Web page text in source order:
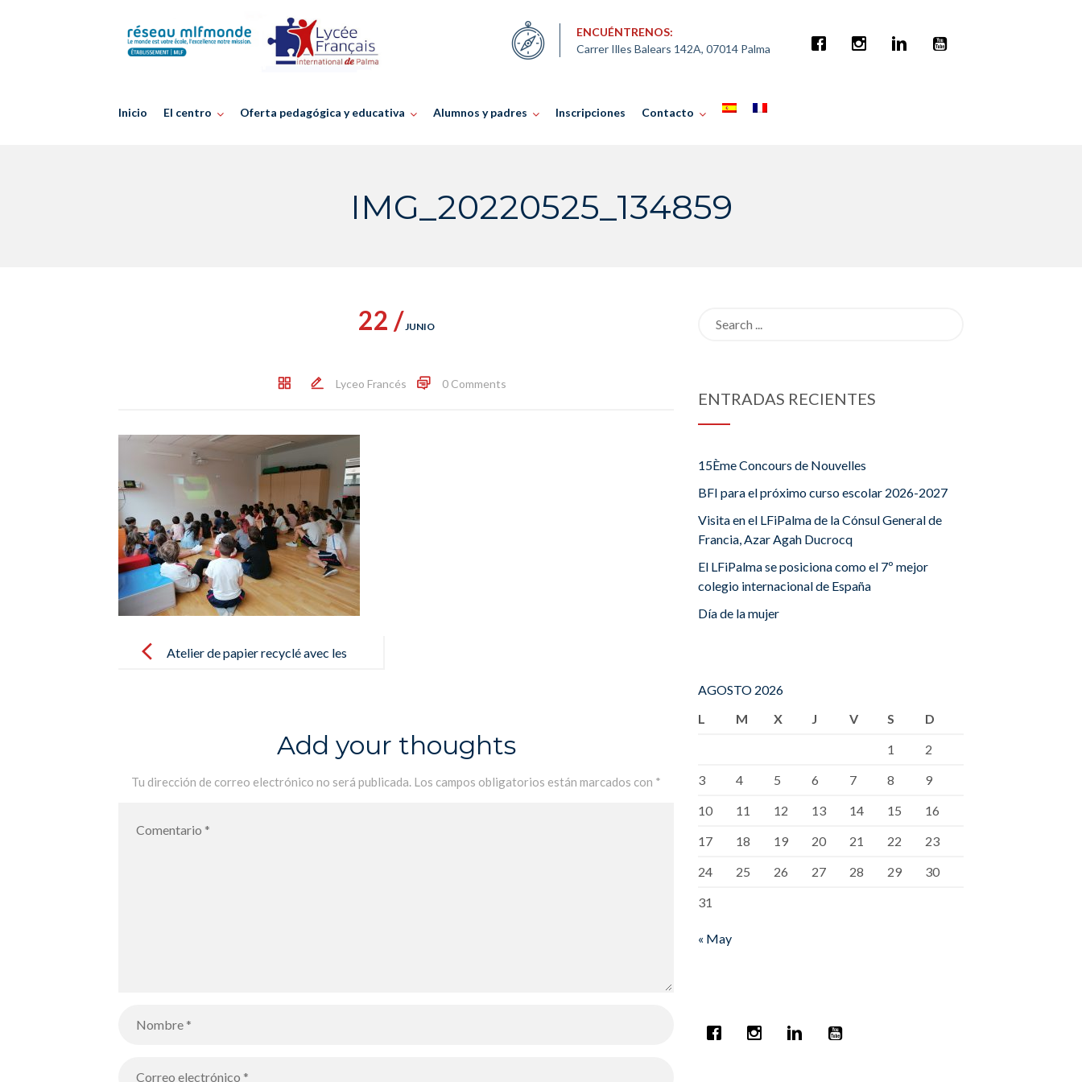
ENCUÉNTRENOS:
Carrer Illes Balears 142A, 07014 Palma
Inicio El centro Oferta pedagógica y educativa Alumnos y padres Inscripciones Contacto
IMG_20220525_134859
22 /JUNIO
Lyceo Francés 0 Comments
navigationAtelier de papier recyclé avec les
Add your thoughts
Tu dirección de correo electrónico no será publicada. Los campos obligatorios están marcados con *
ENTRADAS RECIENTES
15Ème Concours de Nouvelles
BFI para el próximo curso escolar 2026-2027
Visita en el LFiPalma de la Cónsul General de
Francia, Azar Agah Ducrocq
El LFiPalma se posiciona como el 7º mejor
colegio internacional de España
Día de la mujer
AGOSTO 2026
L
M X J V S
D
1
2
3
4 5 6 7 8
9
10
11 12 13 14 15
16
17
18 19 20 21 22
23
24
25 26 27 28 29
30
31
« May